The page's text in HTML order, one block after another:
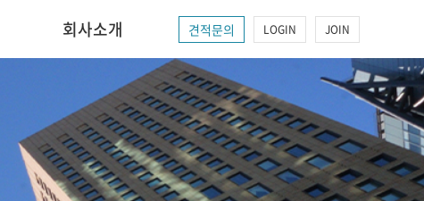
견적문의 LOGIN JOIN
회사소개